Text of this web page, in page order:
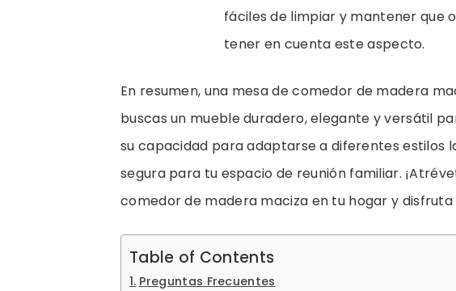
fáciles de limpiar y mantener que
tener en cuenta este aspecto.
En resumen, una mesa de comedor de madera
buscas un mueble duradero, elegante y versátil
su capacidad para adaptarse a diferentes estilos
segura para tu espacio de reunión familiar.
comedor de madera maciza en tu hogar y
Table of Contents
Preguntas Frecuentes